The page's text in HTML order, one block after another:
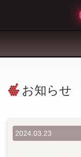
お知らせ
2024.03.23